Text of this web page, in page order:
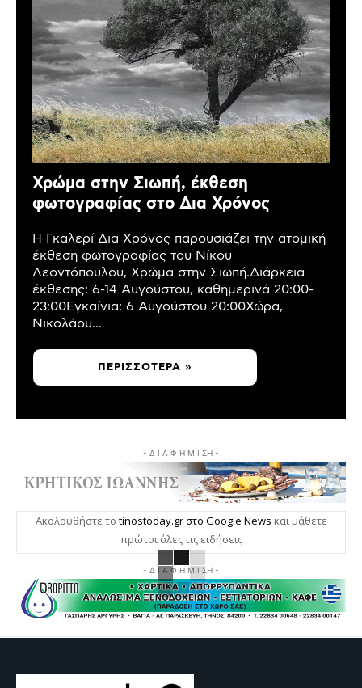
Χρώμα στην Σιωπή, έκθεση
φωτογραφίας στο Δια Χρόνος
Η Γκαλερί Δια Χρόνος παρουσιάζει την ατομική
έκθεση φωτογραφίας του Νίκου
Λεοντόπουλου, Χρώμα στην Σιωπή.Διάρκεια
έκθεσης: 6-14 Αυγούστου, καθημερινά 20:00-
23:00Εγκαίνια: 6 Αυγούστου 20:00Χώρα,
Νικολάου...
ΠΕΡΙΣΣΌΤΕΡΑ »
- Δ Ι Α Φ Η Μ Ι ΣΗ -
Ακολουθήστε το tinostoday.gr στο Google News και μάθετε
πρώτοι όλες τις ειδήσεις
- Δ Ι Α Φ Η Μ Ι ΣΗ -